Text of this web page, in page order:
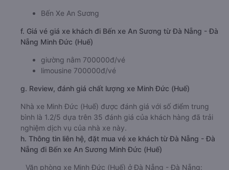
Bến Xe An Sương
f. Giá vé giá xe khách đi Bến xe An Sương từ Đà Nẵng - Đà
Nẵng Minh Đức (Huế)
giường nằm 700000đ/vé
limousine 700000đ/vé
g. Review, đánh giá chất lượng xe Minh Đức (Huế)
Nhà xe Minh Đức (Huế) được đánh giá với số điểm trung
bình là 1.2/5 dựa trên 35 đánh giá của khách hàng đã trải
nghiệm dịch vụ của nhà xe này.
h. Thông tin liên hệ, đặt mua vé xe khách từ Đà Nẵng - Đà
Nẵng đi Bến xe An Sương Minh Đức (Huế)
Văn phòng xe Minh Đức (Huế) ở Đà Nẵng - Đà Nẵng: